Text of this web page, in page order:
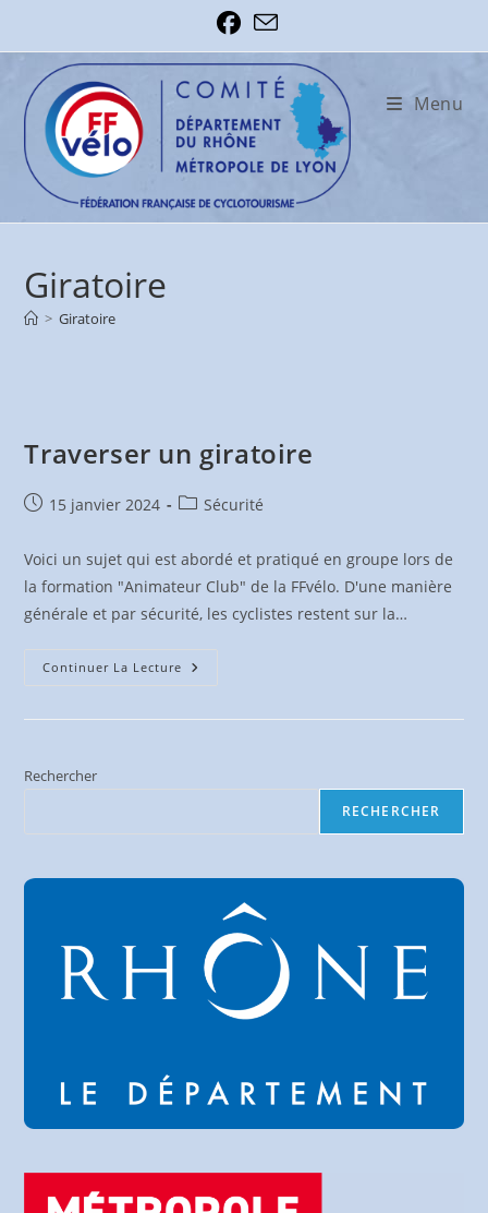
content
Menu
Giratoire
> Giratoire
Traverser un giratoire
Publication
15 janvier 2024
PostSécurité
Voici un sujet qui est abordé et pratiqué en groupe lors de
la formation "Animateur Club" de la FFvélo. D'une manière
générale et par sécurité, les cyclistes restent sur la…
Continuer La Lecture Traverser
Rechercher
RECHERCHER